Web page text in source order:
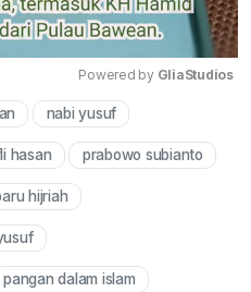
Powered by GliaStudios
nabi yusuf
hasan prabowo subianto
hijriah
pangan dalam islam